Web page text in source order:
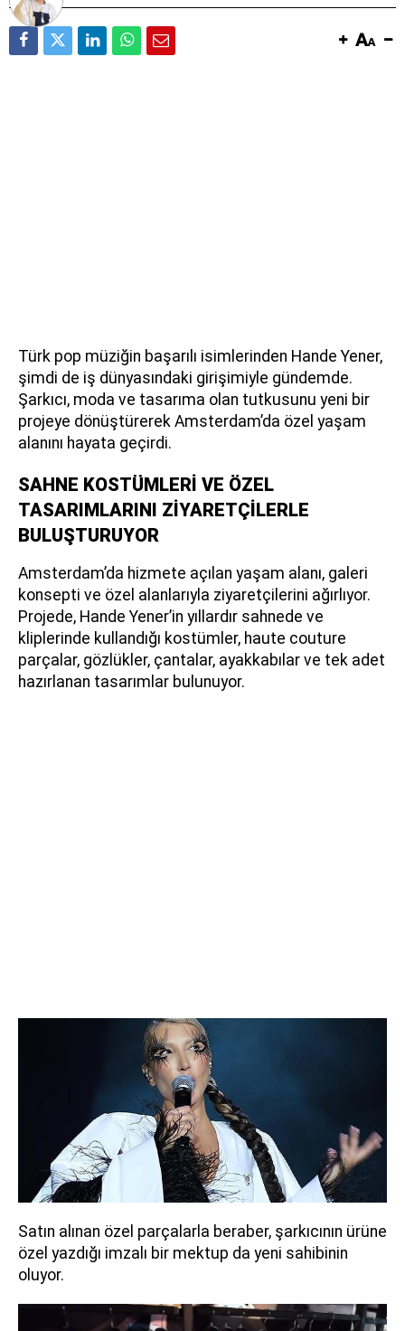
Türk pop müziğin başarılı isimlerinden Hande Yener,
şimdi de iş dünyasındaki girişimiyle gündemde.
Şarkıcı, moda ve tasarıma olan tutkusunu yeni bir
projeye dönüştürerek Amsterdam’da özel yaşam
alanını hayata geçirdi.
SAHNE KOSTÜMLERİ VE ÖZEL
TASARIMLARINI ZİYARETÇİLERLE
BULUŞTURUYOR
Amsterdam’da hizmete açılan yaşam alanı, galeri
konsepti ve özel alanlarıyla ziyaretçilerini ağırlıyor.
Projede, Hande Yener’in yıllardır sahnede ve
kliplerinde kullandığı kostümler, haute couture
parçalar, gözlükler, çantalar, ayakkabılar ve tek adet
hazırlanan tasarımlar bulunuyor.
Satın alınan özel parçalarla beraber, şarkıcının ürüne
özel yazdığı imzalı bir mektup da yeni sahibinin
oluyor.